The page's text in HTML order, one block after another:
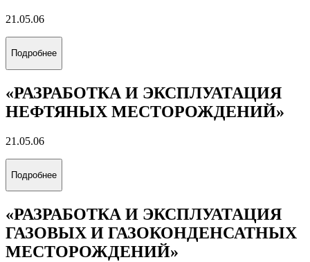
21.05.06
Подробнее
«РАЗРАБОТКА И ЭКСПЛУАТАЦИЯ
НЕФТЯНЫХ МЕСТОРОЖДЕНИЙ»
21.05.06
Подробнее
«РАЗРАБОТКА И ЭКСПЛУАТАЦИЯ
ГАЗОВЫХ И ГАЗОКОНДЕНСАТНЫХ
МЕСТОРОЖДЕНИЙ»